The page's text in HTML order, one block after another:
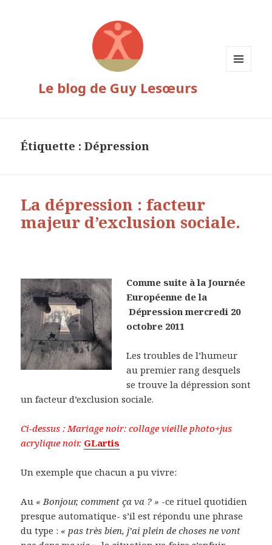
Le blog de Guy Lesœurs
Étiquette :Dépression
La dépression : facteur
majeur d’exclusion sociale.
Comme suite à la Journée
Européenne de la
Dépression mercredi 20
octobre 2011
Les troubles de l’humeur
au premier rang desquels
se trouve la dépression sont
un facteur d’exclusion sociale.
Ci-dessus : Mariage noir: collage vieille photo+jus
acrylique noir. GLartis
Un exemple que chacun a pu vivre:
Au « Bonjour, comment ça va ? » -ce rituel quotidien
presque automatique- s’il est répondu une phrase
du type : « pas très bien, j’ai plein de choses ne vont